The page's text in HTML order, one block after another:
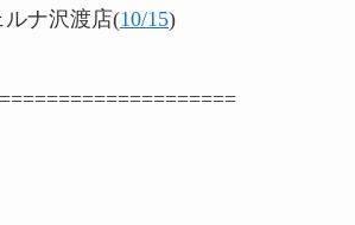
ルナ沢渡店(10/15)